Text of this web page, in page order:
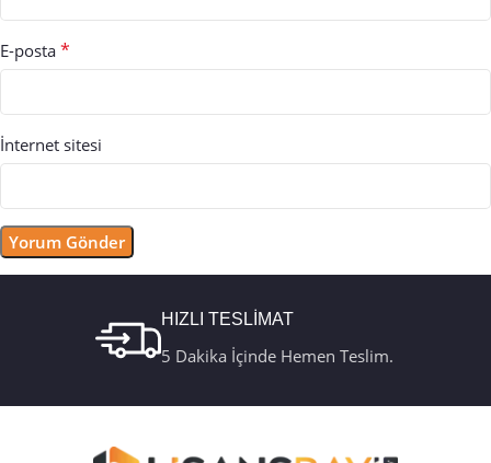
E-posta *
İnternet sitesi
HIZLI TESLİMAT
5 Dakika İçinde Hemen Teslim.